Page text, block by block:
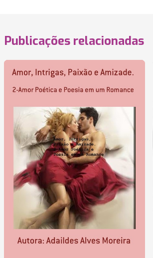
Publicações relacionadas